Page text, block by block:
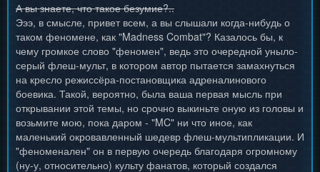
А вы знаете, что такое безумие?..
Эээ, в смысле, привет всем, а вы слышали когда-нибудь о
таком феномене, как "Madness Combat"? Казалось бы, к
чему громкое слово "феномен", ведь это очередной уныло-
серый флеш-мульт, в котором автор пытается замахнуться
на кресло режиссёра-постановщика адреналинового
боевика. Такой, вероятно, была ваша первая мысль при
открывании этой темы, но срочно выкиньте оную из головы и
возьмите мою, пока даром - "MC" ни что иное, как
маленький окровавленный шедевр флеш-мультипликации. И
"феноменален" он в первую очередь благодаря огромному
(ну-у, относительно) культу фанатов, который создался